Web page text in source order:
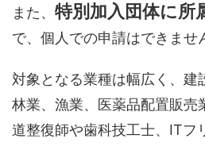
また、 特別加入団体に所
で、個人での申請はできませ
対象となる業種は幅広く、建
林業、漁業、医薬品配置販売
道整復師や歯科技工士、ITフ